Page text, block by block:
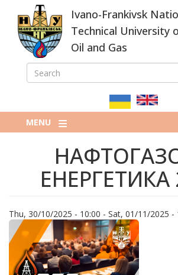
main
content
Ivano-Frankivsk
Technical University
Oil and Gas
ПОШУКОВА
SEARCH
MENU
ЕНЕРГЕТИКА
Thu, 30/10/2025 - 10:00 - Sat, 01/11/2025 -